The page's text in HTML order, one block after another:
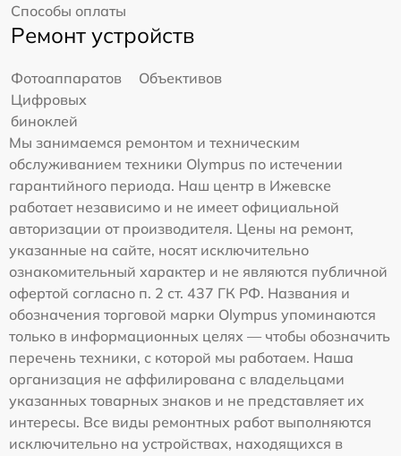
Способы оплаты
Ремонт устройств
Фотоаппаратов
Объективов
Цифровых
биноклей
Мы занимаемся ремонтом и техническим
обслуживанием техники Olympus по истечении
гарантийного периода. Наш центр в Ижевске
работает независимо и не имеет официальной
авторизации от производителя. Цены на ремонт,
указанные на сайте, носят исключительно
ознакомительный характер и не являются публичной
офертой согласно п. 2 ст. 437 ГК РФ. Названия и
обозначения торговой марки Olympus упоминаются
только в информационных целях — чтобы обозначить
перечень техники, с которой мы работаем. Наша
организация не аффилирована с владельцами
указанных товарных знаков и не представляет их
интересы. Все виды ремонтных работ выполняются
исключительно на устройствах, находящихся в